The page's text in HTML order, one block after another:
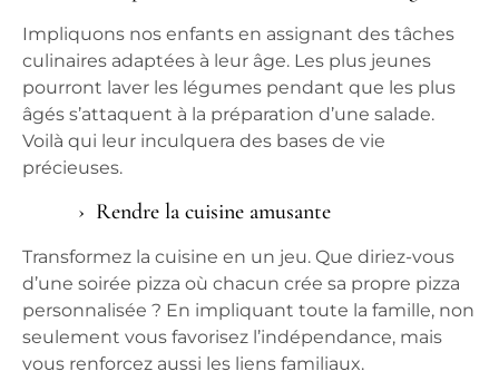
Impliquons nos enfants en assignant des tâches
culinaires adaptées à leur âge. Les plus jeunes
pourront laver les légumes pendant que les plus
âgés s’attaquent à la préparation d’une salade.
Voilà qui leur inculquera des bases de vie
précieuses.
Rendre la cuisine amusante
Transformez la cuisine en un jeu. Que diriez-vous
d’une soirée pizza où chacun crée sa propre pizza
personnalisée ? En impliquant toute la famille, non
seulement vous favorisez l’indépendance, mais
vous renforcez aussi les liens familiaux.